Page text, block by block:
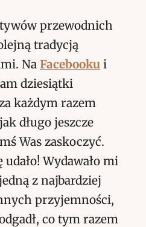
przewodnich
tradycją
Na Facebooku i
dziesiątki
każdym razem
długo jeszcze
Was zaskoczyć.
Wydawało mi
z najbardziej
przyjemności,
co tym razem